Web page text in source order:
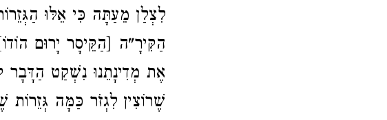
לִצְלַן מֵעַתָּה כִּי אֵלּוּ
הַקִּירָ"ה [הַקֵּיסָר יָרוּם
אֶת מְדִינָתֵנוּ נִשְׁקַט הַדָּבָר
שֶׁרוֹצִין לִגְזֹר כַּמָּה גְּזֵרוֹת